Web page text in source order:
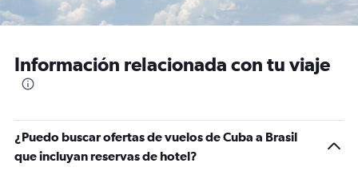
Información relacionada con tu viaje
¿Puedo buscar ofertas de vuelos de Cuba a Brasil
que incluyan reservas de hotel?